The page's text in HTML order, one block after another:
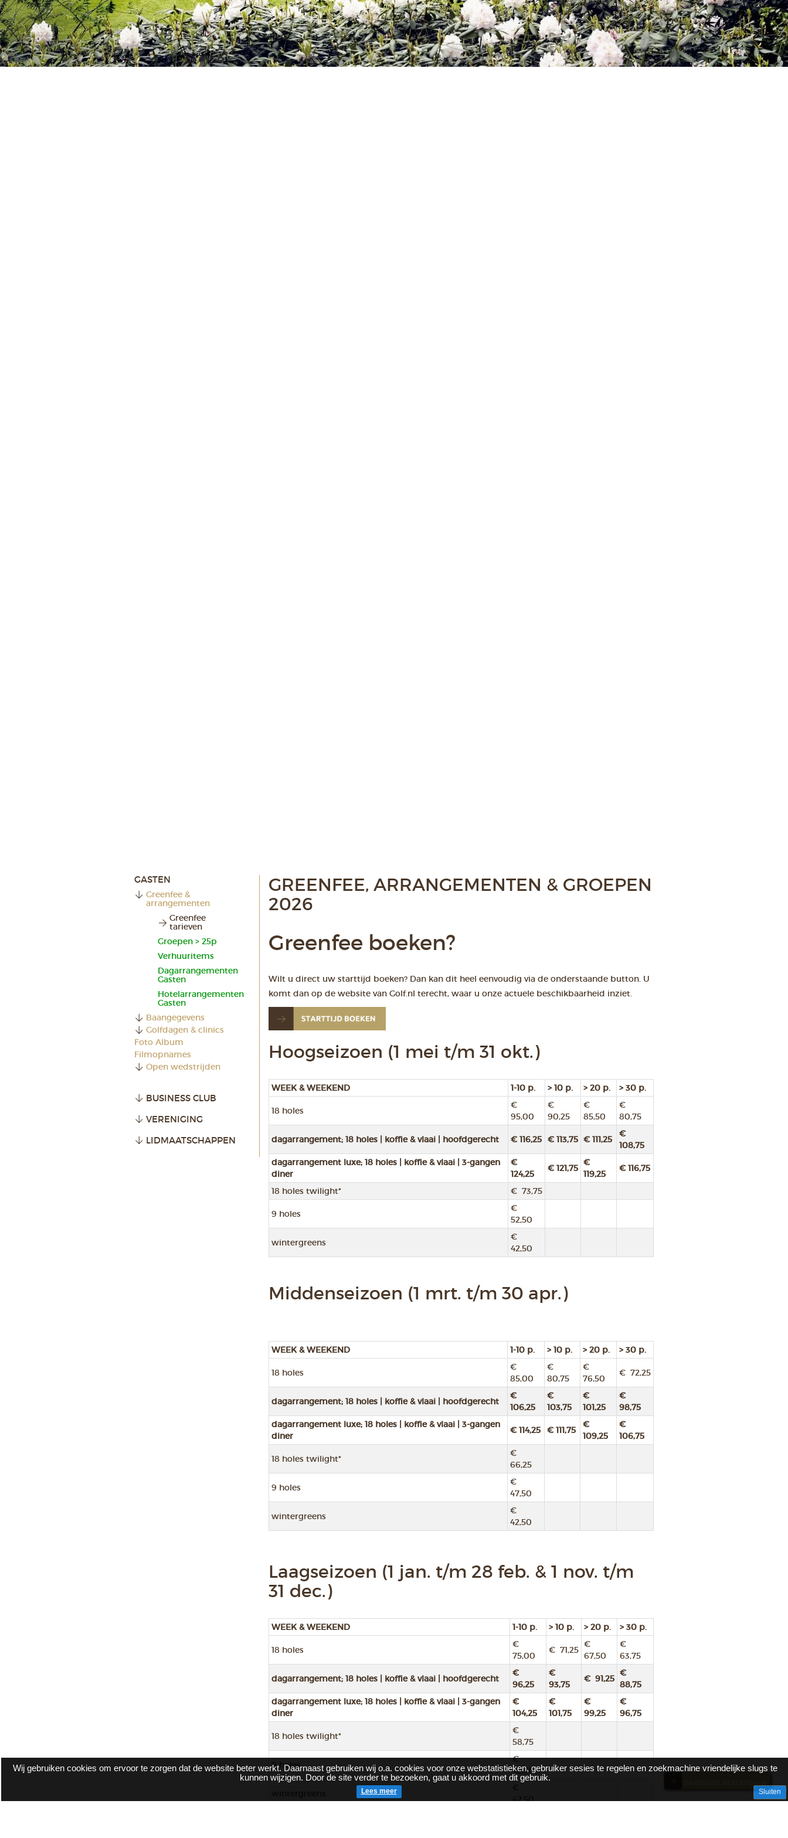
Wij gebruiken cookies om ervoor te zorgen dat de website beter werkt. Daarnaast gebruiken wij o.a. cookies voor onze webstatistieken, gebruiker sesies te regelen en zoekmachine vriendelijke slugs te
kunnen wijzigen. Door de site verder te bezoeken, gaat u akkoord met dit gebruik.
Lees meer Sluiten
GASTEN
Greenfee &
arrangementen
Greenfee
tarieven
Groepen > 25p
Verhuuritems
Dagarrangementen
Gasten
Hotelarrangementen
Gasten
Baangegevens
Golfdagen & clinics
Foto Album
Filmopnames
Open wedstrijden
BUSINESS CLUB
VERENIGING
LIDMAATSCHAPPEN
GREENFEE, ARRANGEMENTEN & GROEPEN
2026
Greenfee boeken?
Wilt u direct uw starttijd boeken? Dan kan dit heel eenvoudig via de onderstaande button. U
komt dan op de website van Golf.nl terecht, waar u onze actuele beschikbaarheid inziet.
Hoogseizoen (1 mei t/m 31 okt.)
WEEK & WEEKEND 1-10 p. > 10 p. > 20 p. > 30 p.
18 holes
€
95,00
€
90,25
€
85,50
€
80,75
dagarrangement; 18 holes | koffie & vlaai | hoofdgerecht € 116,25 € 113,75 € 111,25
€
108,75
dagarrangement luxe; 18 holes | koffie & vlaai | 3-gangen
diner
€
124,25
€ 121,75
€
119,25
€ 116,75
18 holes twilight* € 73,75
9 holes
€
52,50
wintergreens
€
42,50
Middenseizoen (1 mrt. t/m 30 apr.)
WEEK & WEEKEND 1-10 p. > 10 p. > 20 p. > 30 p.
18 holes
€
85,00
€
80,75
€
76,50
€ 72,25
dagarrangement; 18 holes | koffie & vlaai | hoofdgerecht
€
106,25
€
103,75
€
101,25
€
98,75
dagarrangement luxe; 18 holes | koffie & vlaai | 3-gangen
diner
€ 114,25 € 111,75
€
109,25
€
106,75
18 holes twilight*
€
66,25
9 holes
€
47,50
wintergreens
€
42,50
Laagseizoen (1 jan. t/m 28 feb. & 1 nov. t/m
31 dec.)
WEEK & WEEKEND 1-10 p. > 10 p. > 20 p. > 30 p.
18 holes
€
75,00
€ 71,25
€
67,50
€
63,75
dagarrangement; 18 holes | koffie & vlaai | hoofdgerecht
€
96,25
€
93,75
€ 91,25
€
88,75
dagarrangement luxe; 18 holes | koffie & vlaai | 3-gangen
diner
€
104,25
€
101,75
€
99,25
€
96,75
18 holes twilight*
€
58,75
9 holes
€
42,50
42,50